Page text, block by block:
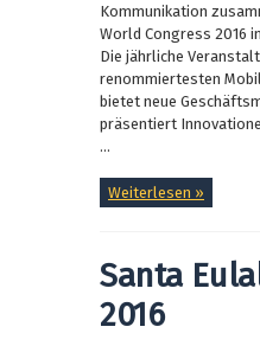
Kommunikation
World Congress 2016
Die jährliche
renommiertesten
bietet neue
präsentiert
...
Weiterlesen »
Santa
2016